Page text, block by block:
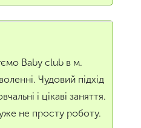
Baby club в м.
Чудовий підхід
і цікаві заняття.
не просту роботу.